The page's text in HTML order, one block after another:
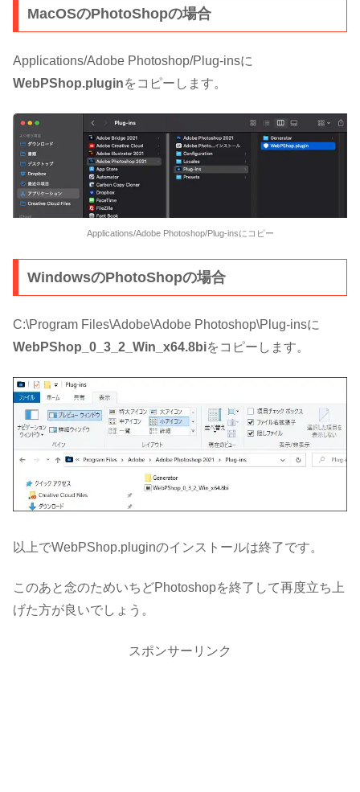
MacOSのPhotoShopの場合
Applications/Adobe Photoshop/Plug-insに
WebPShop.pluginをコピーします。
Applications/Adobe Photoshop/Plug-insにコピー
WindowsのPhotoShopの場合
C:\Program Files\Adobe\Adobe Photoshop\Plug-insに
WebPShop_0_3_2_Win_x64.8biをコピーします。
以上でWebPShop.pluginのインストールは終了です。
このあと念のためいちどPhotoshopを終了して再度立ち上
げた方が良いでしょう。
スポンサーリンク